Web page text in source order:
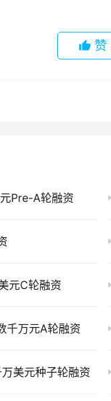
赞
Pre-A轮融资
元C轮融资
千万元A轮融资
美元种子轮融资